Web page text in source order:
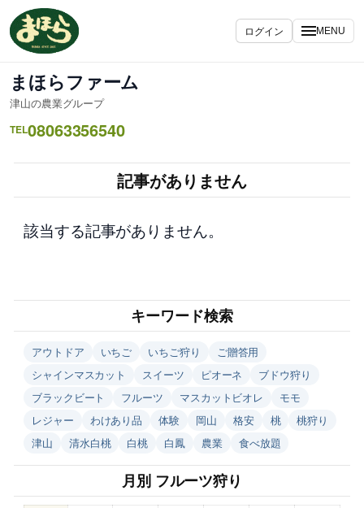
容
を
キ
ッ
プ
ログイン MENU
まほらファーム
津山の農業グループ
TEL08063356540
記事がありません
該当する記事がありません。
キーワード検索
アウトドア いちご いちご狩り
ご贈答用
シャインマスカット
スイーツ ピオーネ
ブドウ狩り
ブラックビート
フルーツ マスカットビオレ
モモ
レジャー
わけあり品 体験 岡山 格安 桃
桃狩り
津山
清水白桃 白桃 白鳳 農業 食べ放題
月別 フルーツ狩り